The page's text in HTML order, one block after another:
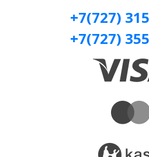
+7(727)
+7(727)